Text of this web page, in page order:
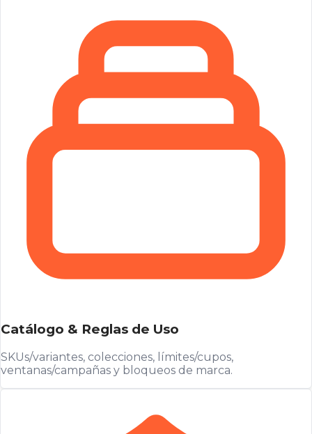
Catálogo & Reglas de Uso
SKUs/variantes, colecciones, límites/cupos,
ventanas/campañas y bloqueos de marca.